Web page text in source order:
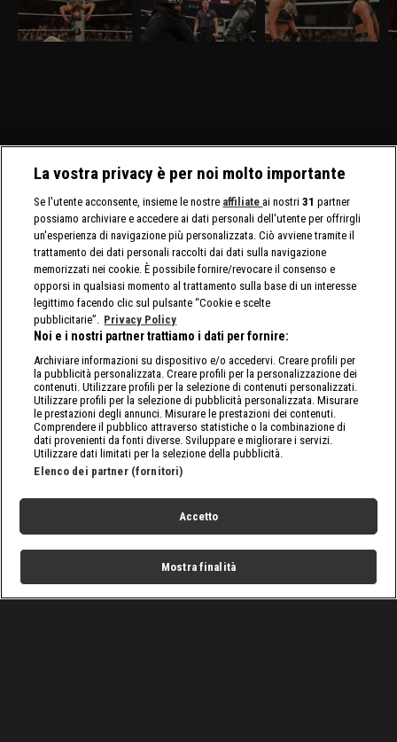
30 marzo, visibile su
discovery+, al Madison
Square Garden ci sono in
palio i titoli tag team
23 marzo, visibile su
discovery+, gli Usos
affrontano Logan Paul e
Austin Theory. Sarà
16 marzo, visibile su
discovery+, AJ Lee mette
in palio il Titolo
Intercontinentale contro
La vostra privacy è per noi molto importante
Se l'utente acconsente, insieme le nostre affiliate ai nostri31 partner
possiamo archiviare e accedere ai dati personali dell'utente per offrirgli
un'esperienza di navigazione più personalizzata. Ciò avviene tramite il
trattamento dei dati personali raccolti dai dati sulla navigazione
memorizzati nei cookie. È possibile fornire/revocare il consenso e
opporsi in qualsiasi momento al trattamento sulla base di un interesse
legittimo facendo clic sul pulsante “Cookie e scelte
pubblicitarie”. Privacy Policy
Noi e i nostri partner trattiamo i dati per fornire:
Archiviare informazioni su dispositivo e/o accedervi. Creare profili per
la pubblicità personalizzata. Creare profili per la personalizzazione dei
contenuti. Utilizzare profili per la selezione di contenuti personalizzati.
Utilizzare profili per la selezione di pubblicità personalizzata. Misurare
le prestazioni degli annunci. Misurare le prestazioni dei contenuti.
Comprendere il pubblico attraverso statistiche o la combinazione di
dati provenienti da fonti diverse. Sviluppare e migliorare i servizi.
Utilizzare dati limitati per la selezione della pubblicità.
Elenco dei partner (fornitori)
Accetto
Mostra finalità